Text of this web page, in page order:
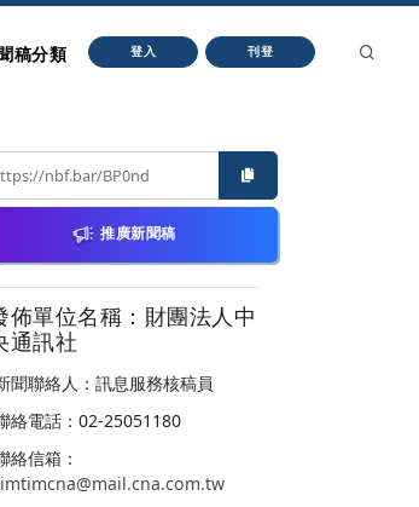
稿分類 登入 刊登
推廣新聞稿
佈單位名稱：財團法人中
通訊社
聞聯絡人：訊息服務核稿員
絡電話：02-25051180
絡信箱：